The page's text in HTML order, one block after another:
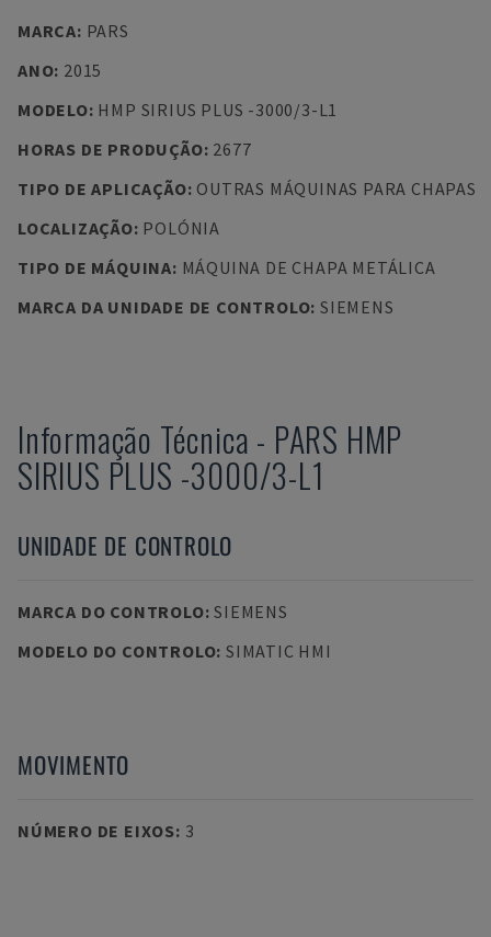
MARCA: PARS
ANO: 2015
MODELO: HMP SIRIUS PLUS -3000/3-L1
HORAS DE PRODUÇÃO: 2677
TIPO DE APLICAÇÃO: OUTRAS MÁQUINAS PARA CHAPAS
LOCALIZAÇÃO: POLÓNIA
TIPO DE MÁQUINA: MÁQUINA DE CHAPA METÁLICA
MARCA DA UNIDADE DE CONTROLO: SIEMENS
Informação Técnica - PARS HMP
SIRIUS PLUS -3000/3-L1
UNIDADE DE CONTROLO
MARCA DO CONTROLO:SIEMENS
MODELO DO CONTROLO: SIMATIC HMI
MOVIMENTO
NÚMERO DE EIXOS: 3